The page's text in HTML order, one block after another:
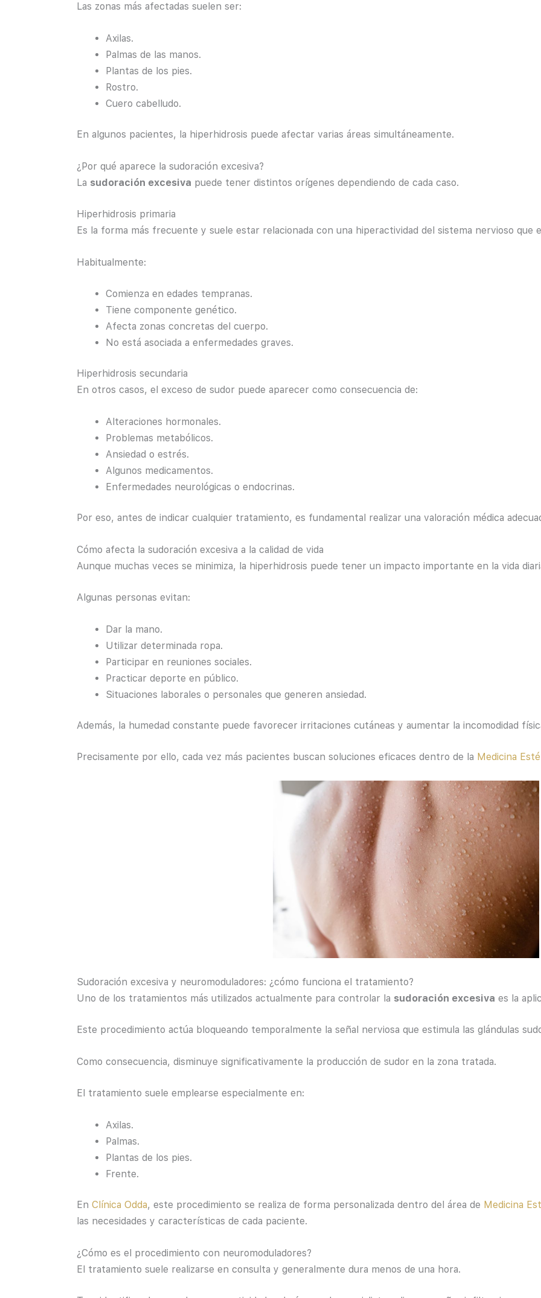
Las zonas más afectadas suelen ser:
Axilas.
Palmas de las manos.
Plantas de los pies.
Rostro.
Cuero cabelludo.
En algunos pacientes, la hiperhidrosis puede afectar varias áreas simultáneamente.
¿Por qué aparece la sudoración excesiva?
La sudoración excesiva puede tener distintos orígenes dependiendo de cada caso.
Hiperhidrosis primaria
Es la forma más frecuente y suele estar relacionada con una hiperactividad del sistema nervioso que
Habitualmente:
Comienza en edades tempranas.
Tiene componente genético.
Afecta zonas concretas del cuerpo.
No está asociada a enfermedades graves.
Hiperhidrosis secundaria
En otros casos, el exceso de sudor puede aparecer como consecuencia de:
Alteraciones hormonales.
Problemas metabólicos.
Ansiedad o estrés.
Algunos medicamentos.
Enfermedades neurológicas o endocrinas.
Por eso, antes de indicar cualquier tratamiento, es fundamental realizar una valoración médica
Cómo afecta la sudoración excesiva a la calidad de vida
Aunque muchas veces se minimiza, la hiperhidrosis puede tener un impacto importante en la vida
Algunas personas evitan:
Dar la mano.
Utilizar determinada ropa.
Participar en reuniones sociales.
Practicar deporte en público.
Situaciones laborales o personales que generen ansiedad.
Además, la humedad constante puede favorecer irritaciones cutáneas y aumentar la incomodidad
Precisamente por ello, cada vez más pacientes buscan soluciones eficaces dentro de la Medicina
Sudoración excesiva y neuromoduladores: ¿cómo funciona el tratamiento?
Uno de los tratamientos más utilizados actualmente para controlar la sudoración excesiva es la
Este procedimiento actúa bloqueando temporalmente la señal nerviosa que estimula las glándulas
Como consecuencia, disminuye significativamente la producción de sudor en la zona tratada.
El tratamiento suele emplearse especialmente en:
Axilas.
Palmas.
Plantas de los pies.
Frente.
En Clínica Odda, este procedimiento se realiza de forma personalizada dentro del área de Medicina
las necesidades y características de cada paciente.
¿Cómo es el procedimiento con neuromoduladores?
El tratamiento suele realizarse en consulta y generalmente dura menos de una hora.